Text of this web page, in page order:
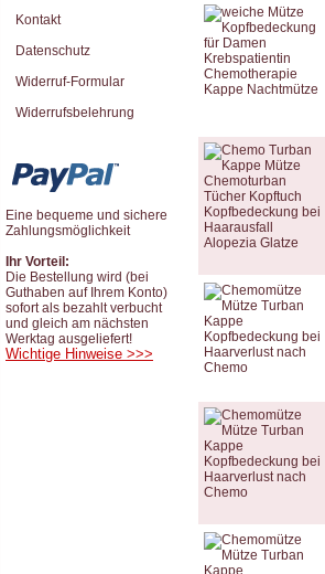
Kontakt
Datenschutz
Widerruf-Formular
Widerrufsbelehrung
Eine bequeme und sichere
Zahlungsmöglichkeit
Ihr Vorteil:
Die Bestellung wird (bei
Guthaben auf Ihrem Konto)
sofort als bezahlt verbucht
und gleich am nächsten
Werktag ausgeliefert!
Wichtige Hinweise >>>